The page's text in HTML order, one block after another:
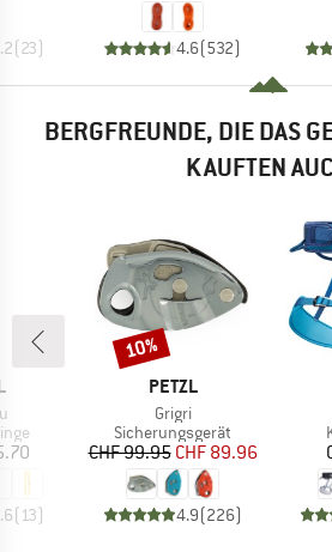
(23) 4.6(532)
BERGFREUNDE, DIE DAS
KAUFTEN
(13)
MARKE
PETZL
Artikel
Grigri
Produktgruppe
Sicherungsgerät
Preis
CHF 99.95reduzierter Preis
CHF 89.96
4.9(226)
Rabatt
10%